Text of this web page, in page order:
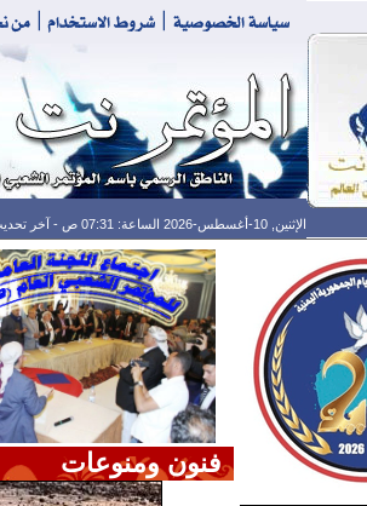
الإثنين, 10-أغسطس-2026 الساعة: 07:31 ص - آخر تحديث: 02:05 ص (05: 11) بتوقيت غرينتش
فنون ومنوعات